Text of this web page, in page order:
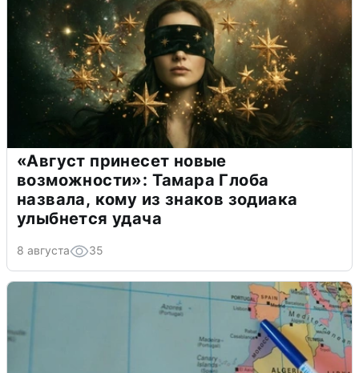
«Август принесет новые
возможности»: Тамара Глоба
назвала, кому из знаков зодиака
улыбнется удача
8 августа 35